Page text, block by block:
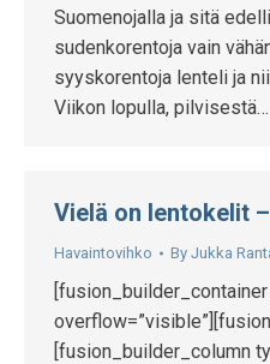
Suomenojalla ja sitä
sudenkorentoja vain
syyskorentoja lenteli ja
Viikon lopulla, pilvisestä…
Vielä on lentokelit
Havaintovihko By Jukka
[fusion_builder_column